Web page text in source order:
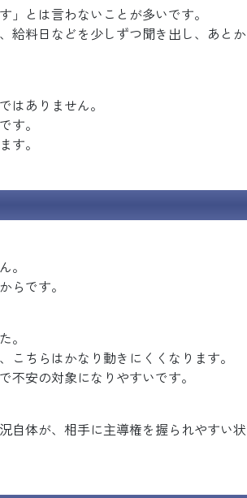
とは言わないことが多いです。
給料日などを少しずつ聞き出し、あとか
はありません。
す。
す。
。
らです。
。
ちらはかなり動きにくくなります。
不安の対象になりやすいです。
自体が、相手に主導権を握られやすい状